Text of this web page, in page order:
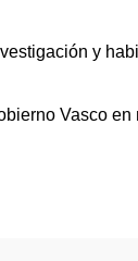
y
Vasco en